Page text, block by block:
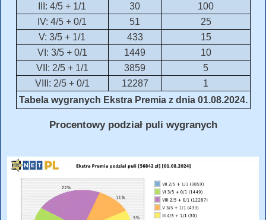
III: 4/5 + 1/1
30
100
IV: 4/5 + 0/1
51
25
V: 3/5 + 1/1
433
15
VI: 3/5 + 0/1
1449
10
VII: 2/5 + 1/1
3859
5
VIII: 2/5 + 0/1
12287
1
Tabela wygranych Ekstra Premia z dnia 01.08.2024.
Procentowy podział puli wygranych